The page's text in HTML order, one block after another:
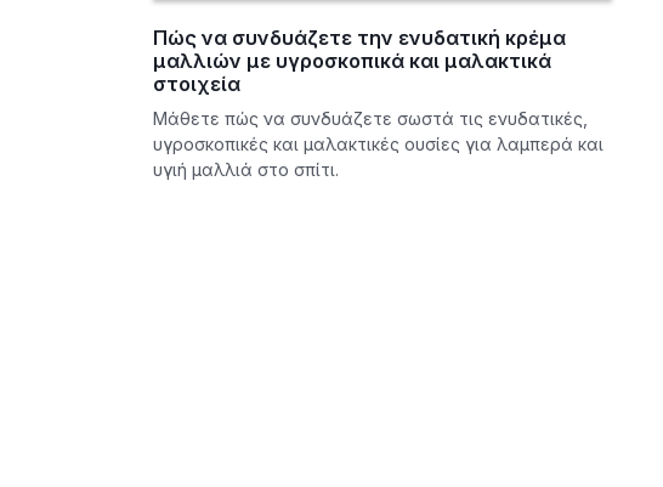
Πώς να συνδυάζετε την ενυδατική κρέμα
μαλλιών με υγροσκοπικά και μαλακτικά
στοιχεία
Μάθετε πώς να συνδυάζετε σωστά τις ενυδατικές,
υγροσκοπικές και μαλακτικές ουσίες για λαμπερά και
υγιή μαλλιά στο σπίτι.